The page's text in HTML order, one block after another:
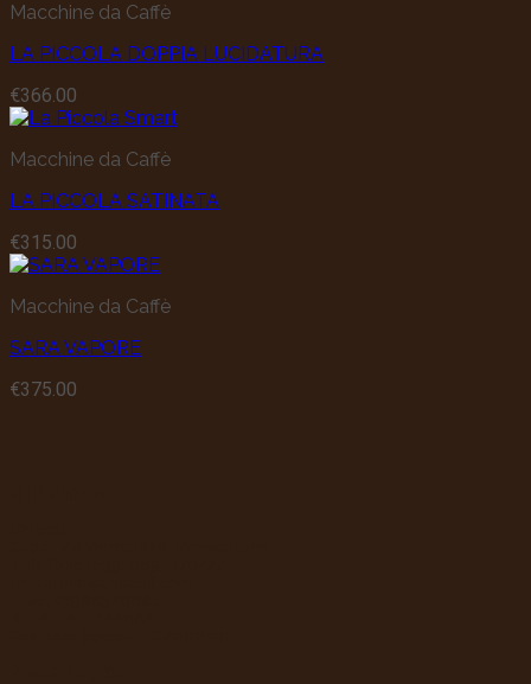
Macchine da Caffè
LA PICCOLA DOPPIA LUCIDATURA
€366.00
Macchine da Caffè
LA PICCOLA SATINATA
€315.00
Macchine da Caffè
SARA VAPORE
€375.00